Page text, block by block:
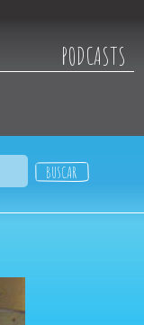
PODCASTS